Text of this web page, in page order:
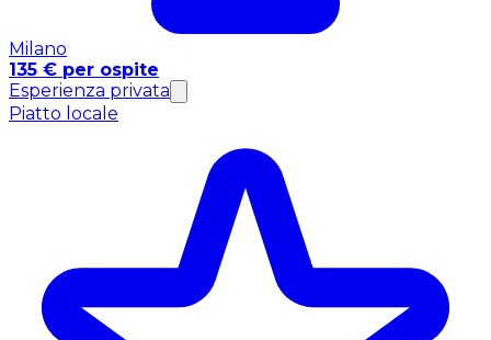
Milano
135 € per ospite
Esperienza privata
Piatto locale